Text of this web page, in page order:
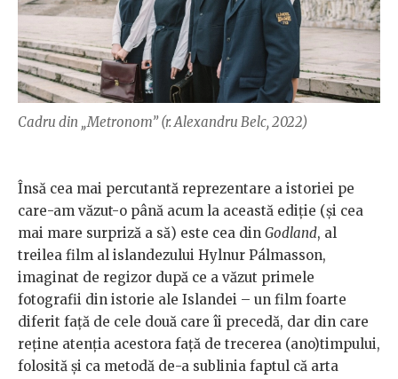
Cadru din „Metronom” (r. Alexandru Belc, 2022)
Însă cea mai percutantă reprezentare a istoriei pe
care-am văzut-o până acum la această ediție (și cea
mai mare surpriză a să) este cea din Godland, al
treilea film al islandezului Hylnur Pálmasson,
imaginat de regizor după ce a văzut primele
fotografii din istorie ale Islandei – un film foarte
diferit față de cele două care îi precedă, dar din care
reține atenția acestora față de trecerea (ano)timpului,
folosită și ca metodă de-a sublinia faptul că arta